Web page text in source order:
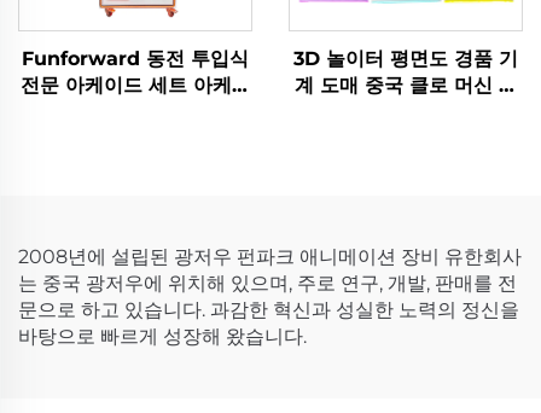
Funforward 동전 투입식
전문 아케이드 세트 아케이
3D 놀이터 평면도 경품 기
계 도매 중국 클로 머신 공
2008년에 설립된 광저우 펀파크 애니메이션 장비 유한회사
는 중국 광저우에 위치해 있으며, 주로 연구, 개발, 판매를 전
문으로 하고 있습니다. 과감한 혁신과 성실한 노력의 정신을
바탕으로 빠르게 성장해 왔습니다.